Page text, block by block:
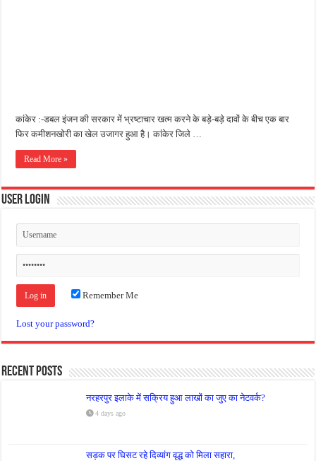
कांकेर :-डबल इंजन की सरकार में भ्रष्टाचार खत्म करने के बड़े-बड़े दावों के बीच एक बार
फिर कमीशनखोरी का खेल उजागर हुआ है। कांकेर जिले …
Read More »
User Login
Remember Me
Lost your password?
Recent Posts
नरहरपुर इलाके में सक्रिय हुआ लाखों का जुए का नेटवर्क?
4 days ago
सड़क पर घिसट रहे दिव्यांग वृद्ध को मिला सहारा,